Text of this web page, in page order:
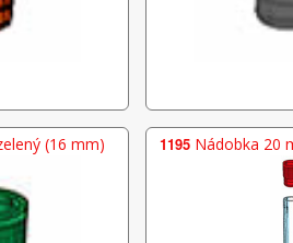
(16 mm) 1195 Nádobka 20